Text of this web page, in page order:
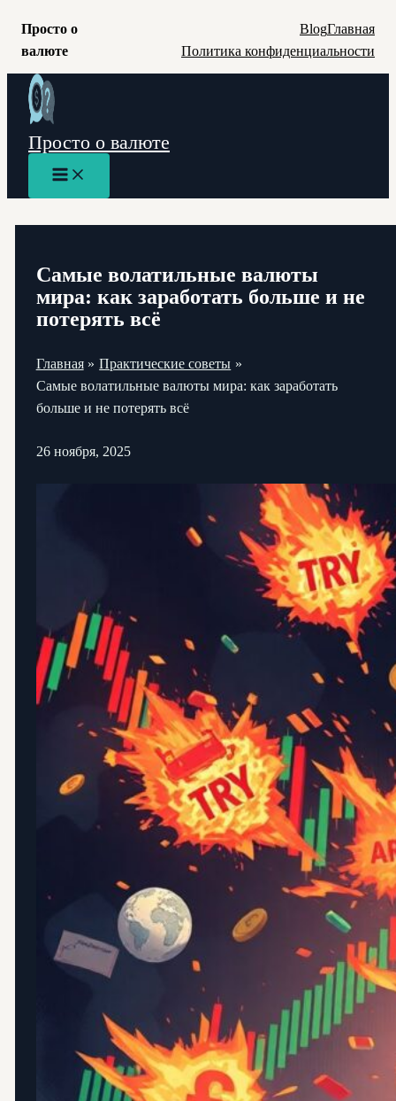
Просто о
валюте
BlogГлавная
Политика конфиденциальности
Перейти
содержимому
Просто о валюте
Main
Menu
Самые волатильные валюты
мира: как заработать больше и не
потерять всё
Главная
Практические советы
Самые волатильные валюты мира: как заработать
больше и не потерять всё
26 ноября, 2025